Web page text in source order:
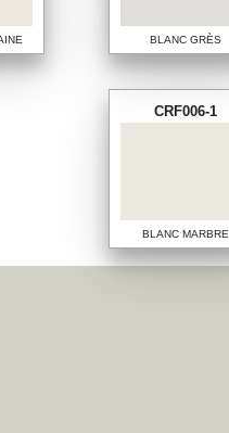
BLANC GRÈS
CRF006-1
BLANC MARBRE